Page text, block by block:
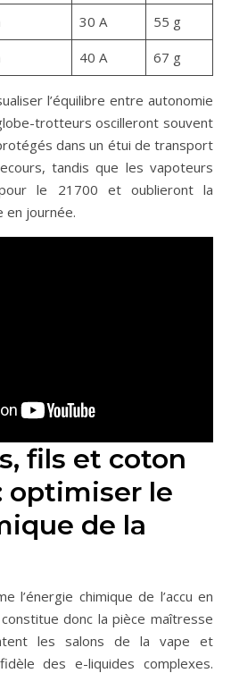
30 A
55 g
40 A 67 g
l’équilibre entre autonomie
trotteurs oscilleront souvent
dans un étui de transport
tandis que les vapoteurs
le 21700 et oublieront la
en journée.
fils et coton
optimiser le
de la
l’énergie chimique de l’accu en
donc la pièce maîtresse
les salons de la vape et
des e-liquides complexes.